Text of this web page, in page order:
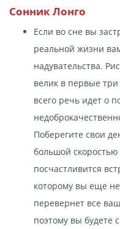
Сонник Лонго
Если во сне вы
реальной жизни
надувательства.
велик в первые
всего речь идет о
Поберегите свои
большой
посчастливится
которому вы еще
перевернет все
поэтому вы будете